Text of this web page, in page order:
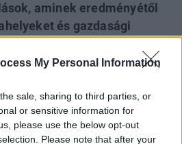
My Personal Information
sale, sharing to third parties, or
or sensitive information for
please use the below opt-out
Please note that after your
aminek eredményétől
és gazdasági
(AASEA) elnöke szerint
aláírása, amiből a
is profitálnak.